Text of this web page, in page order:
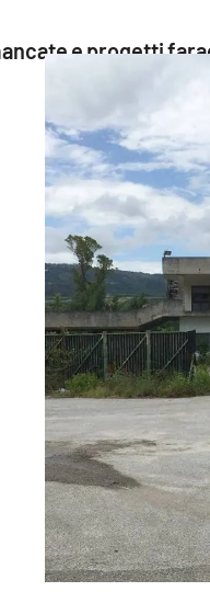
e progetti